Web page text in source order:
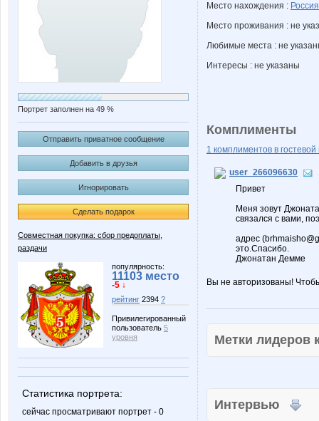
Портрет заполнен на 49 %
Отправить приватное сообщение
Добавить в друзья
Игнорировать
Сделать подарок
Совместная покупка: сбор предоплаты,
раздачи
популярность:
11103 место
-5 ↓
рейтинг 2394 ?
Привилегированный
пользователь 5
уровня
Статистика портрета:
сейчас просматривают портрет - 0
Место нахождения : Россия
Место проживания : не
Любимые места : не
Интересы : не указаны
Комплименты
1 комплиментов в гостевой
user_266096630
Привет
Меня зовут
связался с вами,
адрес
это.Спасибо.
Джонатан Демме
Вы не авторизованы!
Метки
Интервью